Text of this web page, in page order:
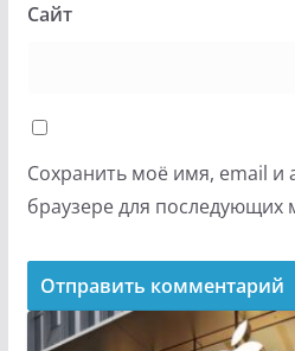
Сайт
Сохранить моё имя, email и
браузере для последующих